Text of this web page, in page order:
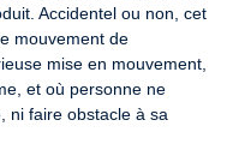
Accidentel ou non, cet
mouvement de
mise en mouvement,
et où personne ne
ni faire obstacle à sa